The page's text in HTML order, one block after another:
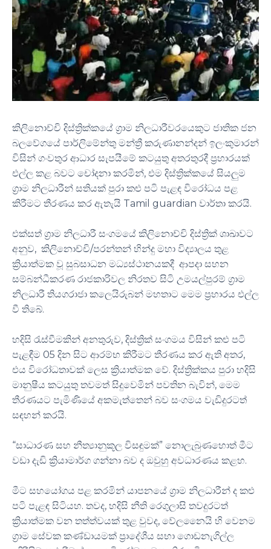
කිලිනොච්චි දිස්ත්‍රික්කයේ ග්‍රාම නිලධාරීවරයෙකුට ජාතික ජන
බලවේගයේ පාර්ලිමේන්තු මන්ත්‍රී කරුණානන්දන් ඉලංකුමාරන්
විසින් ගංවතුර ආධාර සැපයීමේ කටයුතු අතරතුරදී ප්‍රහාරයක්
එල්ල කළ බවට චෝදනා කරමින්, එම දිස්ත්‍රික්කයේ සියලුම
ග්‍රාම නිලධාරීන් සතියක් පුරා කළු පටි පැළඳ විරෝධය පළ
කිරීමට තීරණය කර ඇතැයි Tamil guardian වාර්තා කරයි.
එක්සත් ග්‍රාම නිලධාරී සංගමයේ කිලිනොච්චි දිස්ත්‍රික් ශාඛාවට
අනුව, කිලිනොච්චි/පරන්තන් හින්දු මහා විද්‍යාලය තුළ
ක්‍රියාත්මක වූ සුබසාධන මධ්‍යස්ථානයකදී ආපදා සහන
සම්බන්ධීකරණ රාජකාරිවල නිරතව සිටි උමයල්පුරම් ග්‍රාම
නිලධාරී තියගරාජා කලෙයිරුබන් මහතාට මෙම ප්‍රහාරය එල්ල
වී තිබේ.
හදිසි රැස්වීමකින් අනතුරුව, දිස්ත්‍රික් සංගමය විසින් කළු පටි
පැළඳීම 05 දින සිට ආරම්භ කිරීමට තීරණය කර ඇති අතර,
එය විරෝධතාවක් ලෙස ක්‍රියාත්මක වේ. දිස්ත්‍රික්කය පුරා හදිසි
මානුෂීය කටයුතු තවමත් සිදුවෙමින් පවතින බැවින්, මෙම
තීරණයට පැමිණියේ අකමැත්තෙන් බව සංගමය වැඩිදුරටත්
සඳහන් කරයි.
“සාධාරණ සහ නීත්‍යානුකූල විසඳුමක්” නොලැබුණහොත් මීට
වඩා දැඩි ක්‍රියාමාර්ග ගන්නා බව ද ඔවුහු අවධාරණය කළහ.
මීට සහයෝගය පළ කරමින් යාපනයේ ග්‍රාම නිලධාරීන් ද කළු
පටි පැළඳ සිටියහ. තවද, හදිසි නීති රෙගුලාසි තවදුරටත්
ක්‍රියාත්මක වන තත්ත්වයක් තුළ වුවද, වේලනෛයි හි වෙනම
ග්‍රාම සේවක කණ්ඩායමක් ප්‍රාදේශීය සභා ගොඩනැගිල්ල